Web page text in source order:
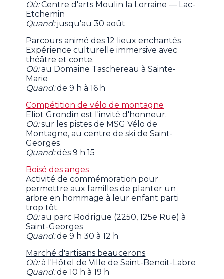
Où:Centre d'arts Moulin la Lorraine — Lac-
Etchemin
Quand:jusqu'au 30 août
Parcours animé des 12 lieux enchantés
Expérience culturelle immersive avec
théâtre et conte.
Où:au Domaine Taschereau à Sainte-
Marie
Quand:de 9 h à 16 h
Compétition de vélo de montagne
Eliot Grondin est l'invité d'honneur.
Où:sur les pistes de MSG Vélo de
Montagne, au centre de ski de Saint-
Georges
Quand:dès 9 h 15
Boisé des anges
Activité de commémoration pour
permettre aux familles de planter un
arbre en hommage à leur enfant parti
trop tôt.
Où:au parc Rodrigue (2250, 125e Rue) à
Saint-Georges
Quand:de 9 h 30 à 12 h
Marché d'artisans beaucerons
Où:à l'Hôtel de Ville de Saint-Benoit-Labre
Quand:de 10 h à 19 h